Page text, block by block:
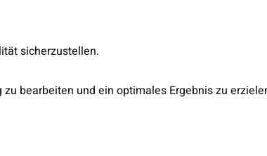
sicherzustellen.
bearbeiten und ein optimales Ergebnis zu